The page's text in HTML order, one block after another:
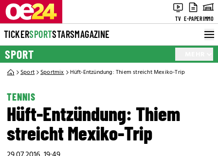
TV E-PAPERIMMO
TICKERSPORTSTARSMAGAZINE
SPORT
Sport Sportmix Hüft-Entzündung: Thiem streicht Mexiko-Trip
TENNIS
Hüft-Entzündung: Thiem
streicht Mexiko-Trip